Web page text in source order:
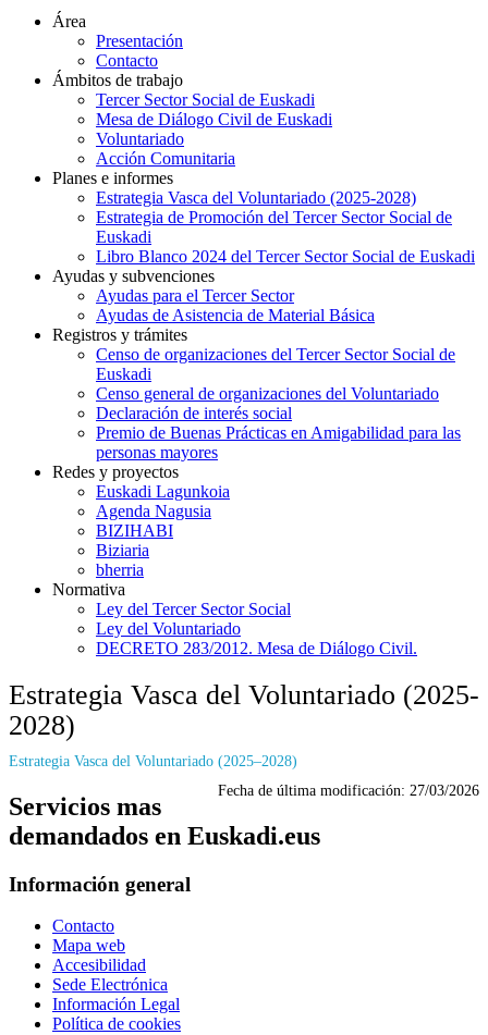
Área
Presentación
Contacto
Ámbitos de trabajo
Tercer Sector Social de Euskadi
Mesa de Diálogo Civil de Euskadi
Voluntariado
Acción Comunitaria
Planes e informes
Estrategia Vasca del Voluntariado (2025-2028)
Estrategia de Promoción del Tercer Sector Social de
Euskadi
Libro Blanco 2024 del Tercer Sector Social de Euskadi
Ayudas y subvenciones
Ayudas para el Tercer Sector
Ayudas de Asistencia de Material Básica
Registros y trámites
Censo de organizaciones del Tercer Sector Social de
Euskadi
Censo general de organizaciones del Voluntariado
Declaración de interés social
Premio de Buenas Prácticas en Amigabilidad para las
personas mayores
Redes y proyectos
Euskadi Lagunkoia
Agenda Nagusia
BIZIHABI
Biziaria
bherria
Normativa
Ley del Tercer Sector Social
Ley del Voluntariado
DECRETO 283/2012. Mesa de Diálogo Civil.
Estrategia Vasca del Voluntariado (2025-
2028)
Estrategia Vasca del Voluntariado (2025–2028)
Fecha de última modificación: 27/03/2026
Servicios mas
demandados en Euskadi.eus
Información general
Contacto
Mapa web
Accesibilidad
Sede Electrónica
Información Legal
Política de cookies